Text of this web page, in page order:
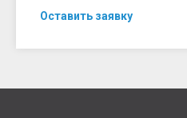
Оставить заявку